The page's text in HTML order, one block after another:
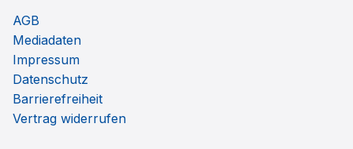
AGB
Mediadaten
Impressum
Datenschutz
Barrierefreiheit
Vertrag widerrufen